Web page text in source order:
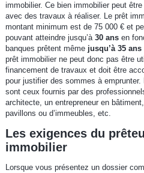
immobilier. Ce bien immobilier peut
avec des travaux à réaliser. Le prêt
montant minimum est de 75 000 € et
pouvant atteindre jusqu’à 30 ansen
banques prêtent même jusqu’à 35
prêt immobilier ne peut donc pas être
financement de travaux et doit être
pour justifier des sommes à
sont ceux fournis par des
architecte, un entrepreneur en
pavillons ou d’immeubles, etc.
Les exigences du
immobilier
Lorsque vous présentez un dossier